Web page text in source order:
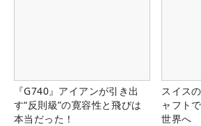
『G740』アイアンが引き出
す“反則級”の寛容性と飛びは
本当だった！
スイス
ャフト
世界へ